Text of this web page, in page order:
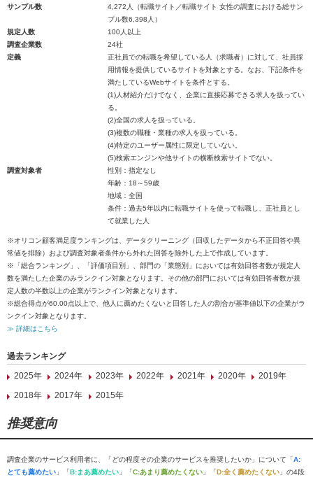
サンプル数
4,272人（転職サイト／転職サイト 女性の調査における総サン
プル数6,398人）
規定人数
100人以上
調査企業数
24社
定義
正社員での転職を希望している人（求職者）に対して、社員採
用情報を提供しているサイトを対象とする。なお、下記条件を
満たしているWebサイトを条件とする。
(1)人材紹介だけでなく、企業に直接応募できる求人を扱ってい
る。
(2)全国の求人を扱っている。
(3)複数の職種・業種の求人を扱っている。
(4)特定のユーザー属性に限定していない。
(5)検索エンジンや他サイトの横断検索サイトでない。
調査対象者
性別：指定なし
年齢：18～59歳
地域：全国
条件：過去5年以内に転職サイトを使って転職し、正社員とし
て就業した人
※オリコン顧客満足度ランキングは、データクリーニング（回収したデータから不正回答や異
常値を排除）および調査対象者条件から外れた回答を除外した上で作成しています。
※「総合ランキング」、「評価項目別」、部門の「業態別」においては有効回答者数が規定人
数を満たした企業のみランクイン対象となります。その他の部門においては有効回答者数が規
定人数の半数以上の企業がランクイン対象となります。
※総合得点が60.00点以上で、他人に薦めたくないと回答した人の割合が基準値以下の企業がラ
ンクイン対象となります。
≫ 詳細はこちら
過去ランキング
2025年
2024年 2023年 2022年 2021年 2020年
2019年
2018年
2017年 2015年
推奨意向
調査企業のサービス利用者に、「どの程度その企業のサービスを推奨したいか」について「A:
とても薦めたい 」「B:まあ薦めたい 」「C:あまり薦めたくない 」「D:全く薦めたくない 」の4段